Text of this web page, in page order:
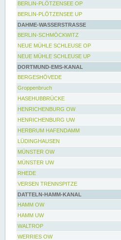
BERLIN-PLÖTZENSEE OP
BERLIN-PLÖTZENSEE UP
DAHME-WASSERSTRASSE
BERLIN-SCHMÖCKWITZ
NEUE MÜHLE SCHLEUSE OP
NEUE MÜHLE SCHLEUSE UP
DORTMUND-EMS-KANAL
BERGESHÖVEDE
Groppenbruch
HASEHUBBRÜCKE
HENRICHENBURG OW
HENRICHENBURG UW
HERBRUM HAFENDAMM
LÜDINGHAUSEN
MÜNSTER OW
MÜNSTER UW
RHEDE
VERSEN TRENNSPITZE
DATTELN-HAMM-KANAL
HAMM OW
HAMM UW
WALTROP
WERRIES OW